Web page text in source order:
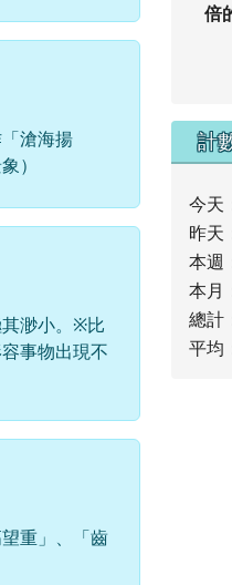
滄海揚
）
渺小。※比
事物出現不
重」、「齒
倍
計
今天
昨天
本週
本月
總計
平均